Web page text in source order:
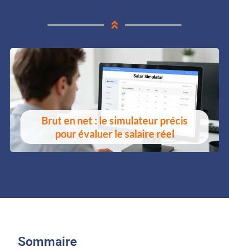
Brut en net : le simulateur précis
pour évaluer le salaire réel
Sommaire